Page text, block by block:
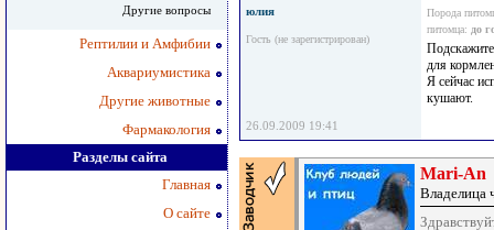
Другие вопросы
Рептилии и Амфибии
Аквариумистика
Другие животные
Фармакология
Разделы сайта
Главная
О сайте
юлия
Гость (не зарегистрирован)
Порода
питомца: до
для
Я сейчас
кушают.
26.09.2009 19:41
Mari-An
Владелица